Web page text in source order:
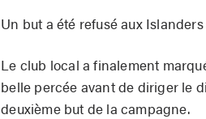
Un but a été refusé aux
Le club local a finalement
belle percée avant de diriger le
deuxième but de la campagne.